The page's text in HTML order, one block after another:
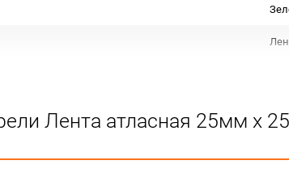
Лента атласная 25мм х